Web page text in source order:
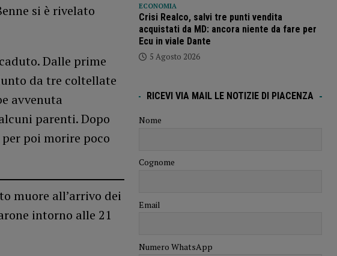
si è rivelato
Dalle prime
da tre coltellate
avvenuta
parenti. Dopo
poi morire poco
muore all’arrivo dei
intorno alle 21
ECONOMIA
Crisi Realco, salvi tre punti vendita
acquistati da MD: ancora niente da fare per
Ecu in viale Dante
5 Agosto 2026
RICEVI VIA MAIL LE NOTIZIE DI PIACENZA
Nome
Cognome
Email
Numero WhatsApp